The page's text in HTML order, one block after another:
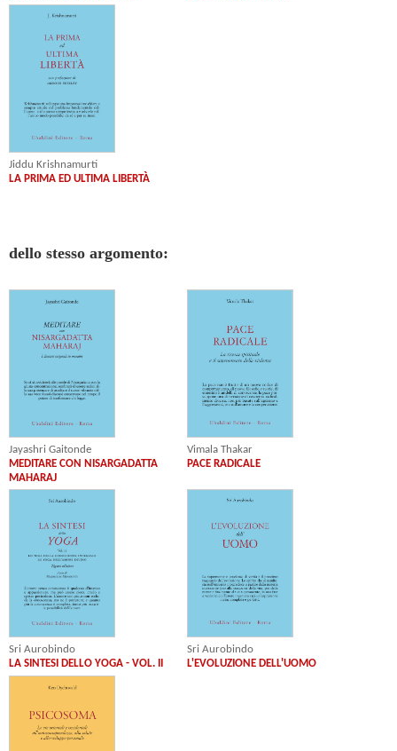
Jiddu Krishnamurti
LA PRIMA ED ULTIMA LIBERTÀ
dello stesso argomento:
Jayashri Gaitonde
MEDITARE CON NISARGADATTA
MAHARAJ
Vimala Thakar
PACE RADICALE
Sri Aurobindo
LA SINTESI DELLO YOGA - VOL. II
Sri Aurobindo
L'EVOLUZIONE DELL'UOMO